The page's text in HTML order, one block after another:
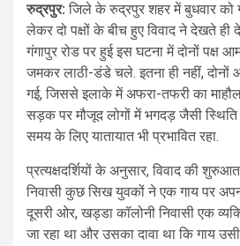
रुद्रपुर: जिले के रुद्रपुर शहर में बुधवार को
लेकर दो पक्षों के बीच हुए विवाद ने देखते
गंगापुर रोड पर हुई इस घटना में दोनों
जमकर लाठी-डंडे चले. इतना ही नहीं, दोनों
गई, जिससे इलाके में अफरा-तफरी का
सड़क पर मौजूद लोगों में भगदड़ जैसी
समय के लिए यातायात भी प्रभावित रहा.
प्रत्यक्षदर्शियों के अनुसार, विवाद की
निवासी कुछ सिख युवकों ने एक गाय पर
दूसरी ओर, खड्डा कॉलोनी निवासी एक
जा रहा था और उसका दावा था कि गाय